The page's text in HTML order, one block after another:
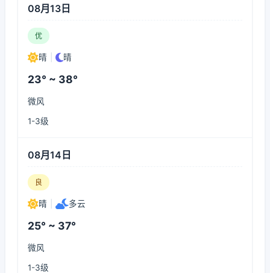
08月13日
优
晴 晴
23° ~ 38°
微风
1-3级
08月14日
良
晴 多云
25° ~ 37°
微风
1-3级